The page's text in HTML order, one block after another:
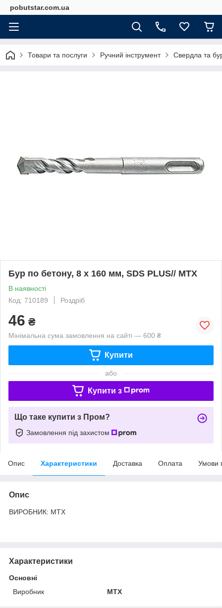
pobutstar.com.ua
Товари та послуги Ручний інструмент Свердла та
Бур по бетону, 8 x 160 мм, SDS PLUS// MTX
В наявності
Код: 710189
Роздріб
46 ₴
Мінімальна сума замовлення на сайті — 600 ₴
Купити
або
Купити з
Що таке купити з Пром?
Замовлення під захистом
Опис Характеристики Доставка Оплата Умови
Опис
ВИРОБНИК: MTX
Характеристики
Основні
Виробник
MTX